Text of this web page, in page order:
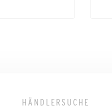
HÄNDLERSUCHE